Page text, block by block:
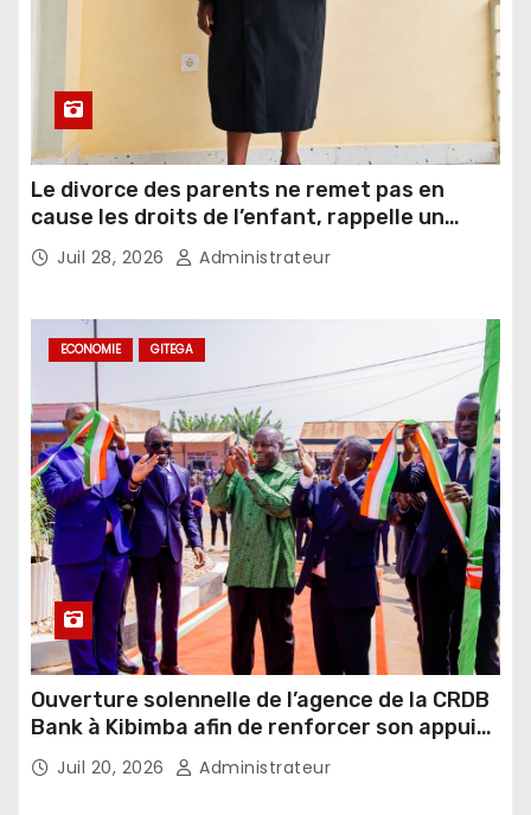
Le divorce des parents ne remet pas en
cause les droits de l’enfant, rappelle un
juriste
Juil 28, 2026 Administrateur
ECONOMIE GITEGA
Ouverture solennelle de l’agence de la CRDB
Bank à Kibimba afin de renforcer son appui
au financement de l’agriculture et de
l’élevage
Juil 20, 2026 Administrateur